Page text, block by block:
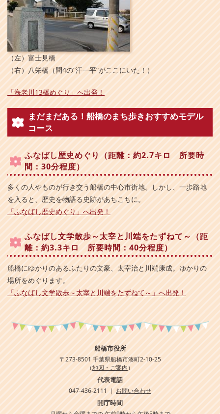
（左）富士見橋
（右）八栄橋（問4の“汗一平”がここにいた！）
「海老川13橋めぐり」へ出発！
まだまだある！船橋のまち歩きおすすめモデル
コース
ふなばし歴史めぐり（距離：約2.7キロ 所要時
間：30分程度）
多くの人やものが行き交う船橋の中心市街地。しかし、一歩路地
を入ると、歴史を物語る史跡があちこちに。
「ふなばし歴史めぐり」へ出発！
ふなばし文学散歩～太宰と川端をたずねて～（距
離：約3.3キロ 所要時間：40分程度）
船橋にゆかりのあるふたりの文豪、太宰治と川端康成。ゆかりの
場所をめぐります。
「ふなばし文学散歩～太宰と川端をたずねて～」へ出発！
船橋市役所
〒273-8501 千葉県船橋市湊町2-10-25
（地図・ご案内）
代表電話
047-436-2111 ｜ お問い合わせ
開庁時間